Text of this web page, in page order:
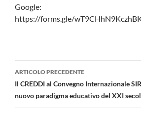
Google:
https://forms.gle/
Navigazione
articolo
ARTICOLO PRECEDENTE
Il CREDDI al Convegno Internazionale
nuovo paradigma educativo del XXI